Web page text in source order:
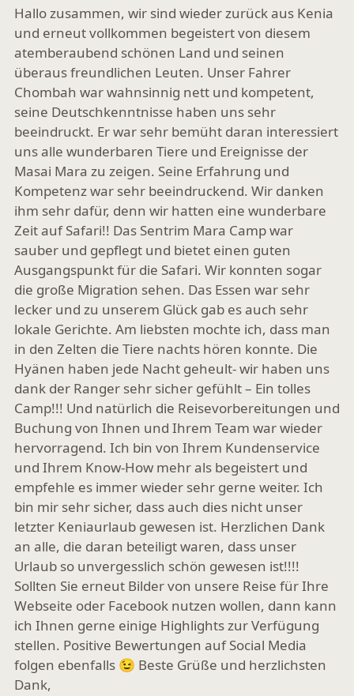
Hallo zusammen, wir sind wieder zurück aus Kenia
und erneut vollkommen begeistert von diesem
atemberaubend schönen Land und seinen
überaus freundlichen Leuten. Unser Fahrer
Chombah war wahnsinnig nett und kompetent,
seine Deutschkenntnisse haben uns sehr
beeindruckt. Er war sehr bemüht daran interessiert
uns alle wunderbaren Tiere und Ereignisse der
Masai Mara zu zeigen. Seine Erfahrung und
Kompetenz war sehr beeindruckend. Wir danken
ihm sehr dafür, denn wir hatten eine wunderbare
Zeit auf Safari!! Das Sentrim Mara Camp war
sauber und gepflegt und bietet einen guten
Ausgangspunkt für die Safari. Wir konnten sogar
die große Migration sehen. Das Essen war sehr
lecker und zu unserem Glück gab es auch sehr
lokale Gerichte. Am liebsten mochte ich, dass man
in den Zelten die Tiere nachts hören konnte. Die
Hyänen haben jede Nacht geheult- wir haben uns
dank der Ranger sehr sicher gefühlt – Ein tolles
Camp!!! Und natürlich die Reisevorbereitungen und
Buchung von Ihnen und Ihrem Team war wieder
hervorragend. Ich bin von Ihrem Kundenservice
und Ihrem Know-How mehr als begeistert und
empfehle es immer wieder sehr gerne weiter. Ich
bin mir sehr sicher, dass auch dies nicht unser
letzter Keniaurlaub gewesen ist. Herzlichen Dank
an alle, die daran beteiligt waren, dass unser
Urlaub so unvergesslich schön gewesen ist!!!!
Sollten Sie erneut Bilder von unsere Reise für Ihre
Webseite oder Facebook nutzen wollen, dann kann
ich Ihnen gerne einige Highlights zur Verfügung
stellen. Positive Bewertungen auf Social Media
folgen ebenfalls 😉 Beste Grüße und herzlichsten
Dank,